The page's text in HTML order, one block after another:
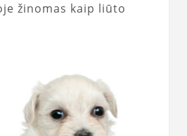
žinomas kaip liūto